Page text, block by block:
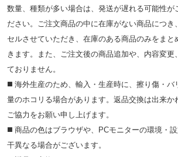
数量、種類が多い場合は、発送が遅れる可能性が
ださい。ご注文商品の中に在庫がない商品につき
セルさせていただき、在庫のある商品のみをまと
きます。また、ご注文後の商品追加や、内容変更
ておりません。
◼️ 海外⽣産のため、輸⼊・⽣産時に、擦り傷・バ
量のホコリる場合があります。返品交換は出来か
ご協⼒をお願い申し上げます。
◼️ 商品の⾊はブラウザや、PCモニターの環境・
⼲異なる場合がございます。